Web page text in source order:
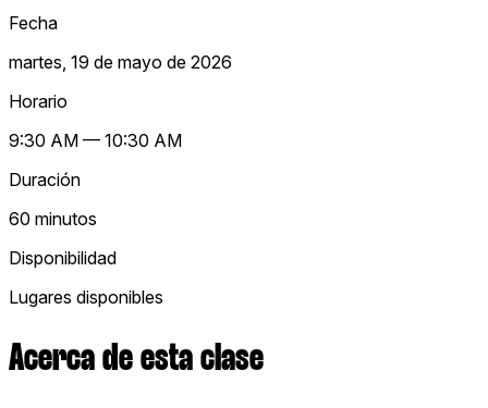
Fecha
martes, 19 de mayo de 2026
Horario
9:30 AM — 10:30 AM
Duración
60 minutos
Disponibilidad
Lugares disponibles
Acerca de esta clase